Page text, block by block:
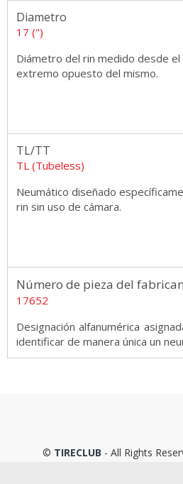
Diametro
17 (")
Diámetro del rin medido desde
extremo opuesto del mismo.
TL/TT
TL (Tubeless)
Neumático diseñado
rin sin uso de cámara.
Número de pieza del
17652
Designación alfanumérica
identificar de manera única un
© TIRECLUB - All Rights